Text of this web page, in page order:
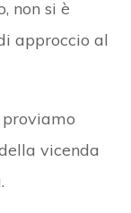
non si è
approccio al
vicenda